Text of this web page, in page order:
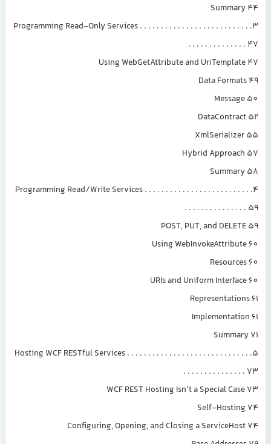
Summary 44
3. Programming Read-Only Services . . . . . . . . . . . . . . . . . . . . . . . . . .
. . . . . . . . . . . . . . 47
Using WebGetAttribute and UriTemplate 47
Data Formats 49
Message 50
DataContract 52
XmlSerializer 55
Hybrid Approach 57
Summary 58
4. Programming Read/Write Services . . . . . . . . . . . . . . . . . . . . . . . . .
. . . . . . . . . . . . . . . 59
POST, PUT, and DELETE 59
Using WebInvokeAttribute 60
Resources 60
URIs and Uniform Interface 60
Representations 61
Implementation 61
Summary 71
5. Hosting WCF RESTful Services . . . . . . . . . . . . . . . . . . . . . . . . . . . . .
. . . . . . . . . . . . . . . 73
WCF REST Hosting Isn’t a Special Case 73
Self-Hosting 74
Configuring, Opening, and Closing a ServiceHost 74